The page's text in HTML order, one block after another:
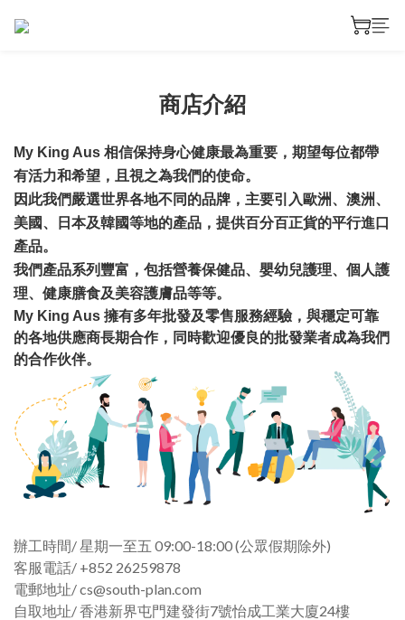
商店介紹
My King Aus 相信保持身心健康最為重要，期望每位都帶
有活力和希望，且視之為我們的使命。
因此我們嚴選世界各地不同的品牌，主要引入歐洲、 澳洲、
美國、 日本及韓國等地的產品，提供百分百正貨的平行進口
產品。
我們產品系列豐富， 包括營養保健品、 嬰幼兒護理、 個人護
理、 健康膳食及美容護膚品等等。
My King Aus 擁有多年批發及零售服務經驗 ， 與穩定可靠
的各地供應商長期合作，同時歡迎優良的批發業者成為我們
的合作伙伴。
辦工時間/ 星期一至五 09:00-18:00 (公眾假期除外)
客服電話/ +852 26259878
電郵地址/ cs@south-plan.com
自取地址/ 香港新界屯門建發街7號怡成工業大廈24樓